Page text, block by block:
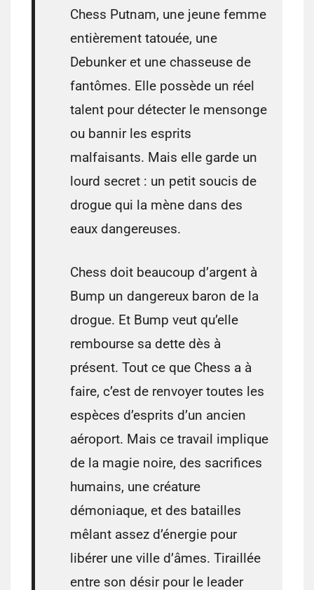
Chess Putnam, une jeune femme
entièrement tatouée, une
Debunker et une chasseuse de
fantômes. Elle possède un réel
talent pour détecter le mensonge
ou bannir les esprits
malfaisants. Mais elle garde un
lourd secret : un petit soucis de
drogue qui la mène dans des
eaux dangereuses.
Chess doit beaucoup d’argent à
Bump un dangereux baron de la
drogue. Et Bump veut qu’elle
rembourse sa dette dès à
présent. Tout ce que Chess a à
faire, c’est de renvoyer toutes les
espèces d’esprits d’un ancien
aéroport. Mais ce travail implique
de la magie noire, des sacrifices
humains, une créature
démoniaque, et des batailles
mêlant assez d’énergie pour
libérer une ville d’âmes. Tiraillée
entre son désir pour le leader